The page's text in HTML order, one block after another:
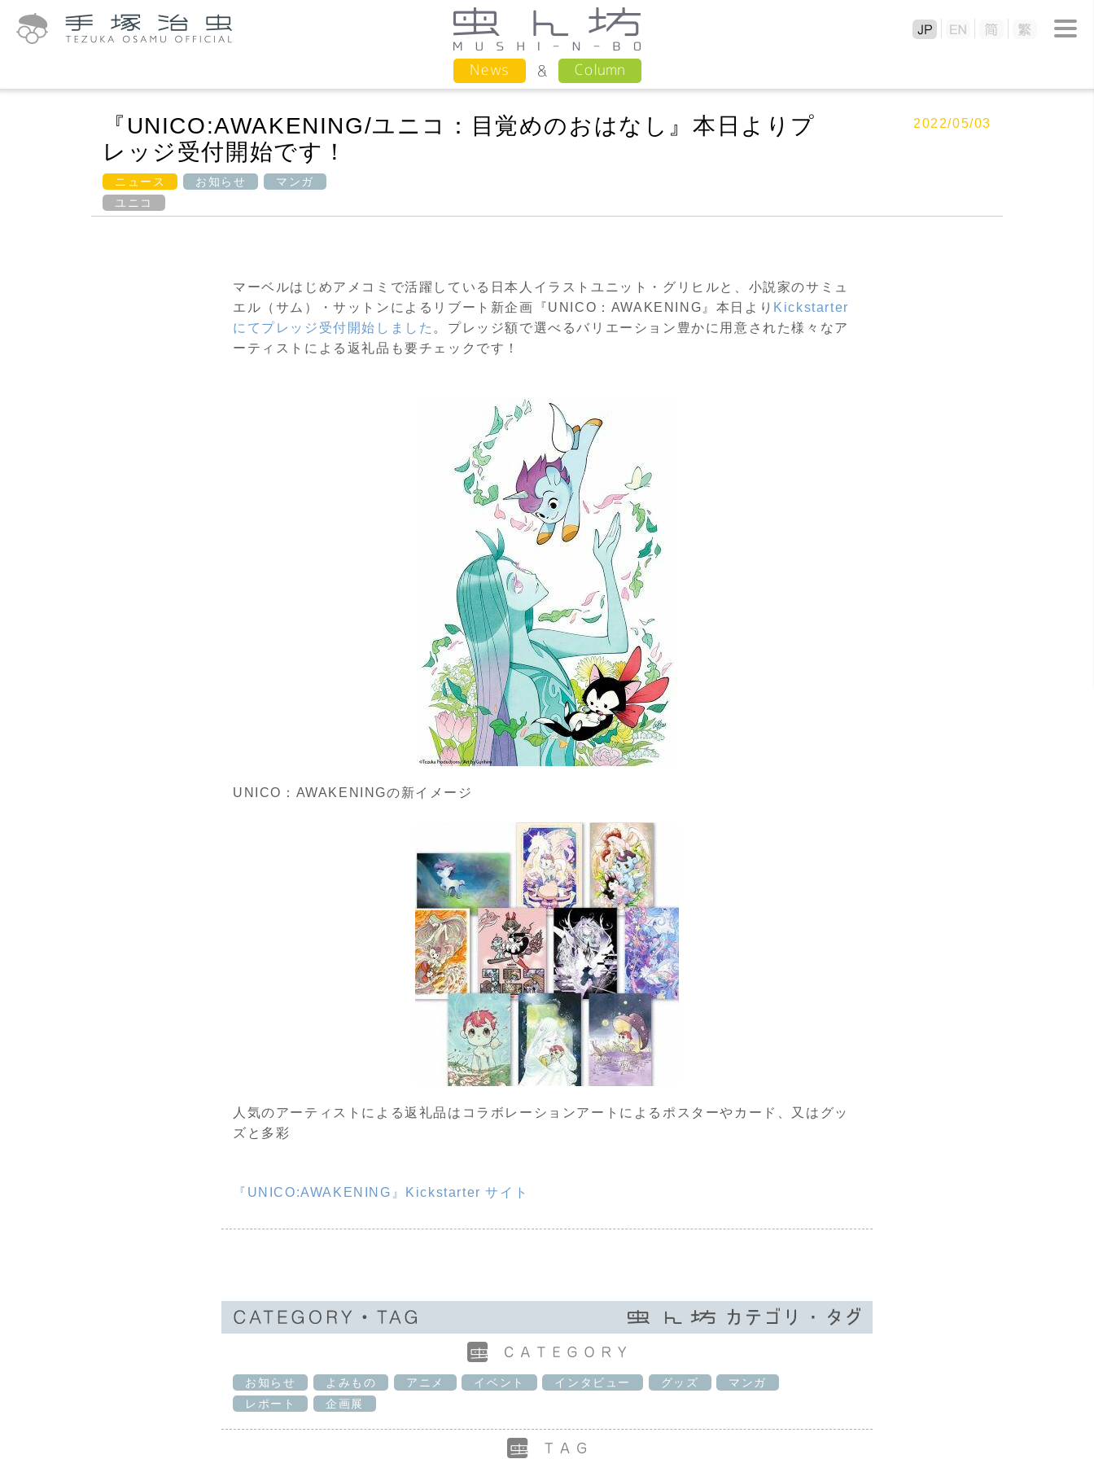
News Column
『UNICO:AWAKENING/ユニコ：目覚めのおはなし』本日よりプ
レッジ受付開始です！
ニュース お知らせ
マンガ
ユニコ
2022/05/03
マーベルはじめアメコミで活躍している日本人イラストユニット・グリヒルと、小説家のサミュ
エル（サム）・サットンによるリブート新企画『UNICO：AWAKENING』本日より Kickstarter
にてプレッジ受付開始しました 。プレッジ額で選べるバリエーション豊かに用意された様々なア
ーティストによる返礼品も要チェックです！
UNICO：AWAKENINGの新イメージ
人気のアーティストによる返礼品はコラボレーションアートによるポスターやカード、又はグッ
ズと多彩
『UNICO:AWAKENING』Kickstarter サイト
お知らせ よみもの アニメ イベント インタビュー グッズ
マンガ
レポート
企画展